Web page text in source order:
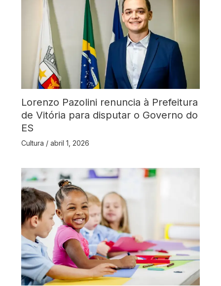
Lorenzo Pazolini renuncia à Prefeitura
de Vitória para disputar o Governo do
ES
Cultura / abril 1, 2026